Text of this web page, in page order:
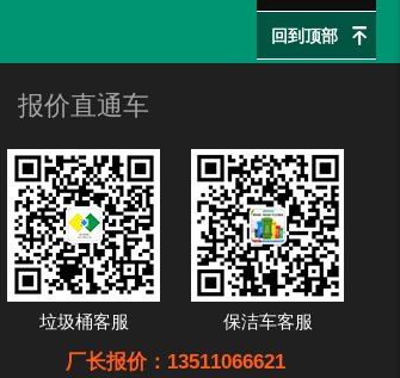
报价直通车
垃圾桶客服 保洁车客服
厂长报价：13511066621
回到顶部